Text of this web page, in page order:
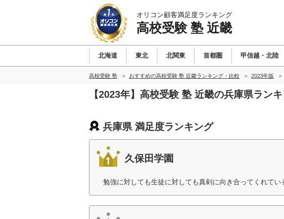
オリコン顧客満足度ランキング
高校受験 塾 近畿
北海道 東北 北関東 首都圏 甲信越・北陸
高校受験 塾 おすすめの高校受験 塾 近畿ランキング・比較 2023年版
【2023年】高校受験 塾 近畿の兵庫県ラン
兵庫県 満足度ランキング
久保田学園
勉強に対しても生徒に対しても真剣に向き合ってくれてい